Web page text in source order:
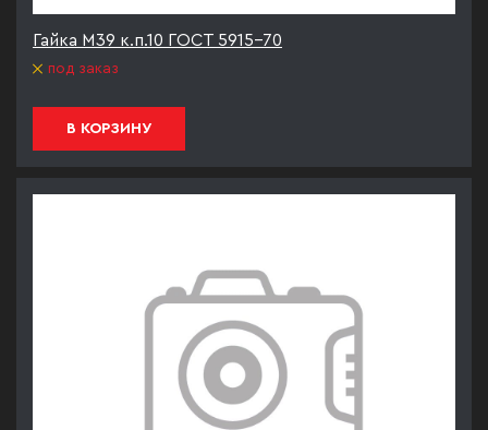
Гайка М39 к.п.10 ГОСТ 5915-70
под заказ
В КОРЗИНУ